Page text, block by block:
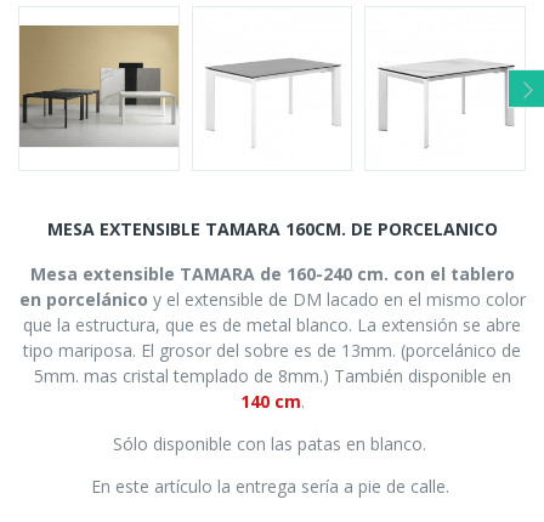
MESA EXTENSIBLE TAMARA 160CM. DE PORCELANICO
Mesa extensible TAMARA de 160-240 cm. con el tablero
en porcelánico y el extensible de DM lacado en el mismo color
que la estructura, que es de metal blanco. La extensión se abre
tipo mariposa. El grosor del sobre es de 13mm. (porcelánico de
5mm. mas cristal templado de 8mm.) También disponible en
140 cm.
Sólo disponible con las patas en blanco.
En este artículo la entrega sería a pie de calle.